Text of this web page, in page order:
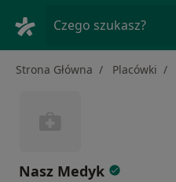
Czego szukasz?
Strona Główna Placówki
Nasz Medyk